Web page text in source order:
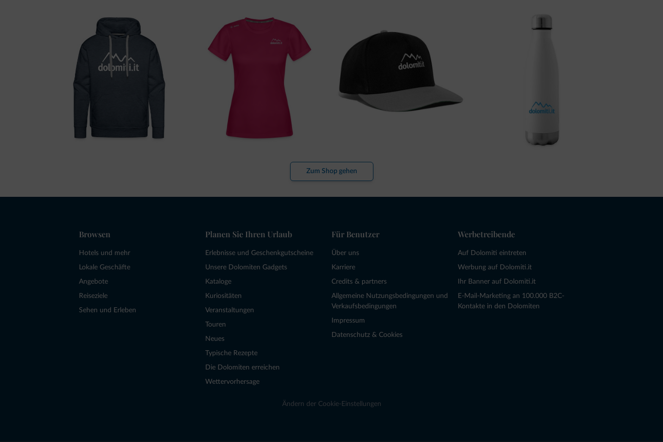
Zum Shop gehen
Browsen
Hotels und mehr
Lokale Geschäfte
Angebote
Reiseziele
Sehen und Erleben
Planen Sie Ihren Urlaub
Erlebnisse und Geschenkgutscheine
Unsere Dolomiten Gadgets
Kataloge
Kuriositäten
Veranstaltungen
Touren
Neues
Typische Rezepte
Die Dolomiten erreichen
Wettervorhersage
Für Benutzer
Über uns
Karriere
Credits & partners
Allgemeine Nutzungsbedingungen und
Verkaufsbedingungen
Impressum
Datenschutz & Cookies
Werbetreibende
Auf Dolomiti eintreten
Werbung auf Dolomiti.it
Ihr Banner auf Dolomiti.it
E-Mail-Marketing an 100.000 B2C-
Kontakte in den Dolomiten
Ändern der Cookie-Einstellungen